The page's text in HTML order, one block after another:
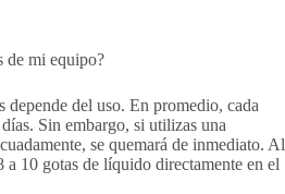
de mi equipo?
depende del uso. En promedio, cada
Sin embargo, si utilizas una
se quemará de inmediato. Al
a 10 gotas de líquido directamente en el